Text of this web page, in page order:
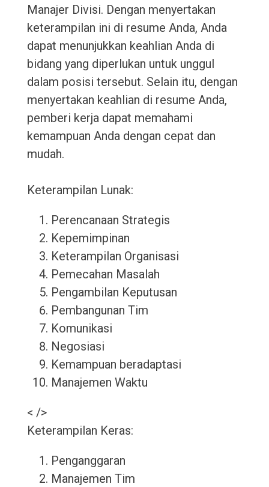
Manajer Divisi. Dengan menyertakan
keterampilan ini di resume Anda, Anda
dapat menunjukkan keahlian Anda di
bidang yang diperlukan untuk unggul
dalam posisi tersebut. Selain itu, dengan
menyertakan keahlian di resume Anda,
pemberi kerja dapat memahami
kemampuan Anda dengan cepat dan
mudah.
Keterampilan Lunak:
Perencanaan Strategis
Kepemimpinan
Keterampilan Organisasi
Pemecahan Masalah
Pengambilan Keputusan
Pembangunan Tim
Komunikasi
Negosiasi
Kemampuan beradaptasi
Manajemen Waktu
< />
Keterampilan Keras:
Penganggaran
Manajemen Tim